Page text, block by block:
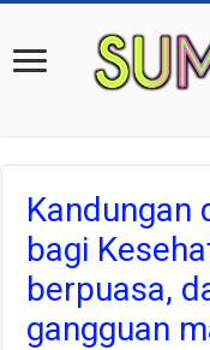
Kandungan
bagi
berpuasa,
gangguan